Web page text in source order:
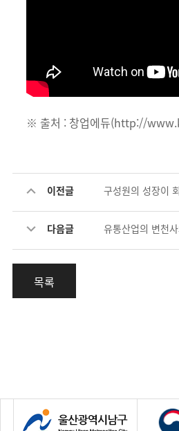
※ 출처 : 창업에듀(http://
이전글 구성원의 성장이
다음글 유통산업의 변천
목록